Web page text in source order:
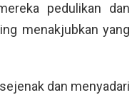
pedulikan dan
menakjubkan yang
dan menyadari